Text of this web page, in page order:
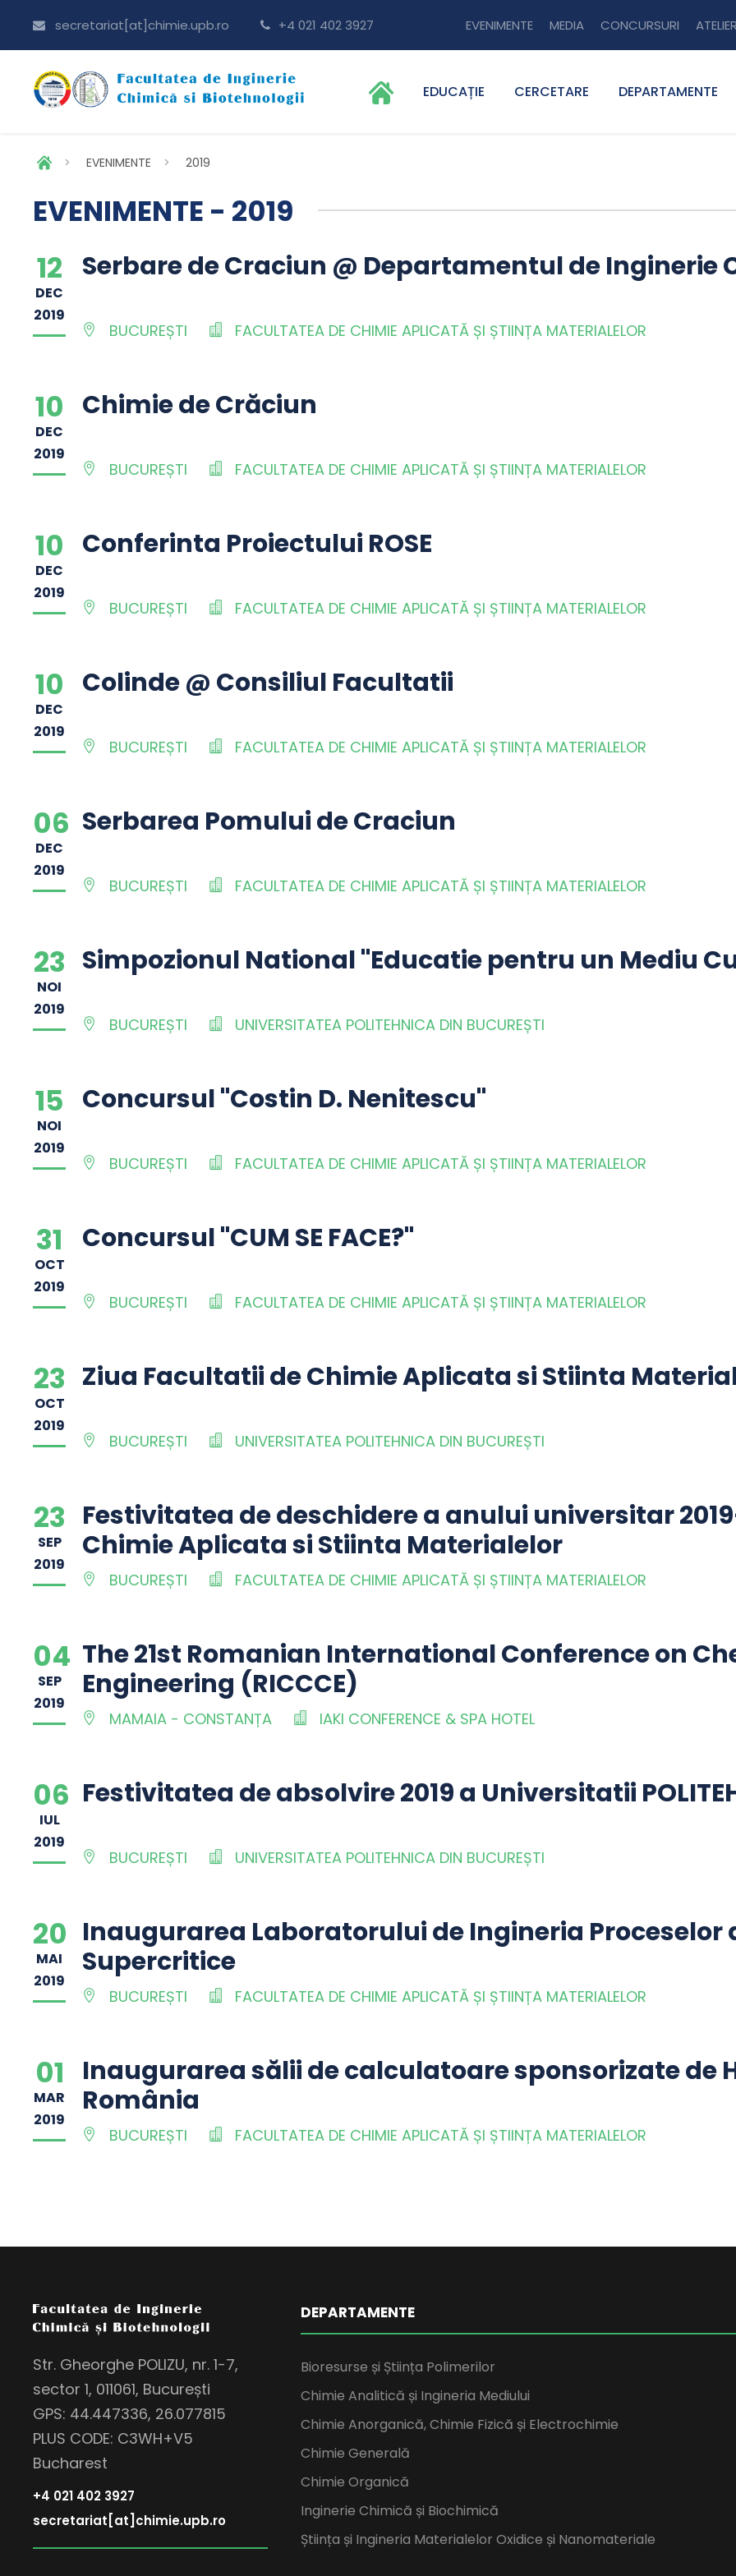
EVENIMENTE MEDIA CONCURSURI
secretariat[at]chimie.upb.ro +4 021 402 3927
EDUCAȚIE CERCETARE DEPARTAMENTE
> EVENIMENTE > 2019
EVENIMENTE - 2019
12
DEC
2019
Serbare de Craciun @ Departamentul de Inginerie
BUCUREȘTI FACULTATEA DE CHIMIE APLICATĂ ȘI ȘTIINȚA MATERIALELOR
10
DEC
2019
Chimie de Crăciun
BUCUREȘTI FACULTATEA DE CHIMIE APLICATĂ ȘI ȘTIINȚA MATERIALELOR
10
DEC
2019
Conferinta Proiectului ROSE
BUCUREȘTI FACULTATEA DE CHIMIE APLICATĂ ȘI ȘTIINȚA MATERIALELOR
10
DEC
2019
Colinde @ Consiliul Facultatii
BUCUREȘTI FACULTATEA DE CHIMIE APLICATĂ ȘI ȘTIINȚA MATERIALELOR
06
DEC
2019
Serbarea Pomului de Craciun
BUCUREȘTI FACULTATEA DE CHIMIE APLICATĂ ȘI ȘTIINȚA MATERIALELOR
23
NOI
2019
Simpozionul National "Educatie pentru un Mediu
BUCUREȘTI UNIVERSITATEA POLITEHNICA DIN BUCUREȘTI
15
NOI
2019
Concursul "Costin D. Nenitescu"
BUCUREȘTI FACULTATEA DE CHIMIE APLICATĂ ȘI ȘTIINȚA MATERIALELOR
31
OCT
2019
Concursul "CUM SE FACE?"
BUCUREȘTI FACULTATEA DE CHIMIE APLICATĂ ȘI ȘTIINȚA MATERIALELOR
23
OCT
2019
Ziua Facultatii de Chimie Aplicata si Stiinta
BUCUREȘTI UNIVERSITATEA POLITEHNICA DIN BUCUREȘTI
23
SEP
2019
Festivitatea de deschidere a anului universitar
Chimie Aplicata si Stiinta Materialelor
BUCUREȘTI FACULTATEA DE CHIMIE APLICATĂ ȘI ȘTIINȚA MATERIALELOR
04
SEP
2019
The 21st Romanian International Conference on
Engineering (RICCCE)
MAMAIA - CONSTANȚA IAKI CONFERENCE & SPA HOTEL
06
IUL
2019
Festivitatea de absolvire 2019 a Universitatii
BUCUREȘTI UNIVERSITATEA POLITEHNICA DIN BUCUREȘTI
20
MAI
2019
Inaugurarea Laboratorului de Ingineria Proceselor
Supercritice
BUCUREȘTI FACULTATEA DE CHIMIE APLICATĂ ȘI ȘTIINȚA MATERIALELOR
01
MAR
2019
Inaugurarea sălii de calculatoare sponsorizate de
România
BUCUREȘTI FACULTATEA DE CHIMIE APLICATĂ ȘI ȘTIINȚA MATERIALELOR
Str. Gheorghe POLIZU, nr. 1-7,
sector 1, 011061, București
GPS: 44.447336, 26.077815
PLUS CODE: C3WH+V5
Bucharest
+4 021 402 3927
secretariat[at]chimie.upb.ro
DEPARTAMENTE
Bioresurse și Știința Polimerilor
Chimie Analitică și Ingineria Mediului
Chimie Anorganică, Chimie Fizică și Electrochimie
Chimie Generală
Chimie Organică
Inginerie Chimică și Biochimică
Știința și Ingineria Materialelor Oxidice și Nanomateriale